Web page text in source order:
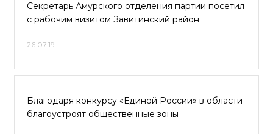
Секретарь Амурского отделения партии посетил
с рабочим визитом Завитинский район
26.07.19
Благодаря конкурсу «Единой России» в области
благоустроят общественные зоны